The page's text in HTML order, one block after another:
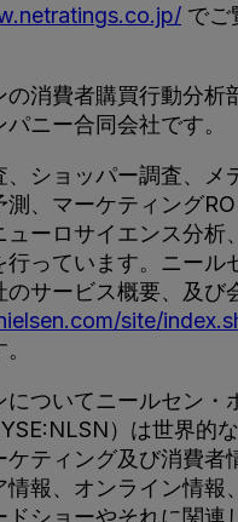
でご
の消費者購買行動分析
ニー合同会社です。
、ショッパー調査、メ
測、マーケティング
ューロサイエンス分析
行っています。ニール
サービス概要、及び
site/
についてニールセン・
）は世界的
ケティング及び消費者
情報、オンライン情報
ドショーやそれに関連